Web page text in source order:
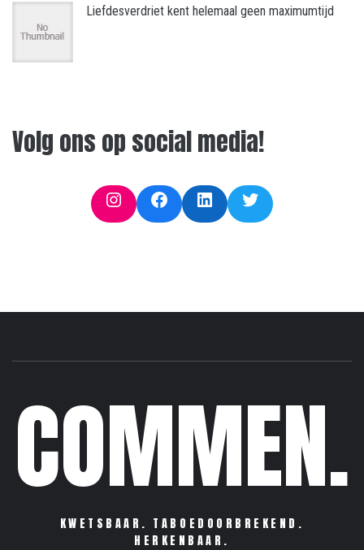
Liefdesverdriet kent helemaal geen maximumtijd
Volg ons op social media!
InstagramFacebookLinkedInTwitter
COMMEN.
KWETSBAAR. TABOEDOORBREKEND.
HERKENBAAR.